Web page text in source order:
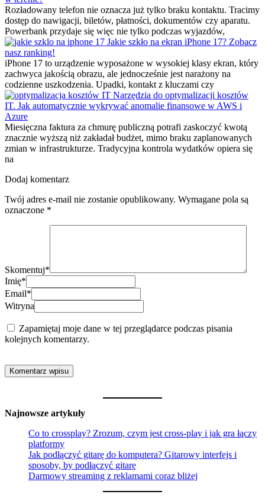
Rozładowany telefon nie oznacza już tylko braku kontaktu. Tracimy
dostęp do nawigacji, biletów, płatności, dokumentów czy aparatu.
Powerbank przydaje się więc nie tylko podczas wyjazdów,
Jakie szkło na ekran iPhone 17? Zobacz
nasz ranking!
iPhone 17 to urządzenie wyposażone w wysokiej klasy ekran, który
zachwyca jakością obrazu, ale jednocześnie jest narażony na
codzienne uszkodzenia. Upadki, kontakt z kluczami czy
Narzędzia do optymalizacji kosztów
IT. Jak automatycznie wykrywać anomalie finansowe w AWS i
Azure
Miesięczna faktura za chmurę publiczną potrafi zaskoczyć kwotą
znacznie wyższą niż zakładał budżet, mimo braku zaplanowanych
zmian w infrastrukturze. Tradycyjna kontrola wydatków opiera się
na
Dodaj komentarz
Twój adres e-mail nie zostanie opublikowany. Wymagane pola są
oznaczone *
Skomentuj*
Imię*
Email*
Witryna
Zapamiętaj moje dane w tej przeglądarce podczas pisania
kolejnych komentarzy.
Najnowsze artykuły
Co to crossplay? Zrozum, czym jest cross-play i jak gra łączy
platformy
Jak podłączyć gitarę do komputera? Gitarowy interfejs i
sposoby, by podłączyć gitarę
Darmowy streaming z reklamami coraz bliżej